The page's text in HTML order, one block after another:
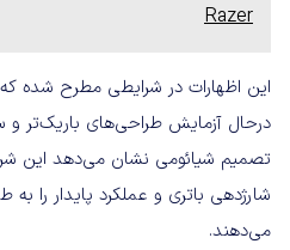
Razer
این اظهارات در شرایطی مطرح شده که
درحال آزمایش طراحی‌های باریک‌تر و
تصمیم شیائومی نشان می‌دهد این
شارژدهی باتری و عملکرد پایدار را
می‌دهند.